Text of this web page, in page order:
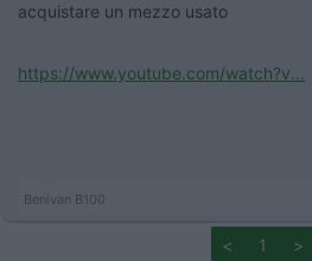
acquistare un mezzo usato
https://www.youtube.com/watch?v...
Benivan B100
< 1 >